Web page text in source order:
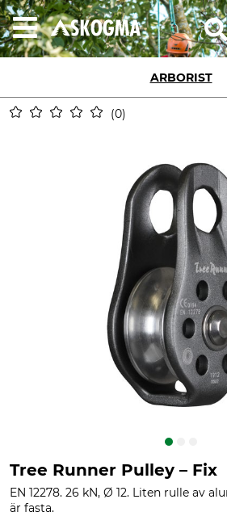
ARBORIST
0
Tree Runner Pulley – Fix
EN 12278. 26 kN, Ø 12. Liten rulle av
är fasta.